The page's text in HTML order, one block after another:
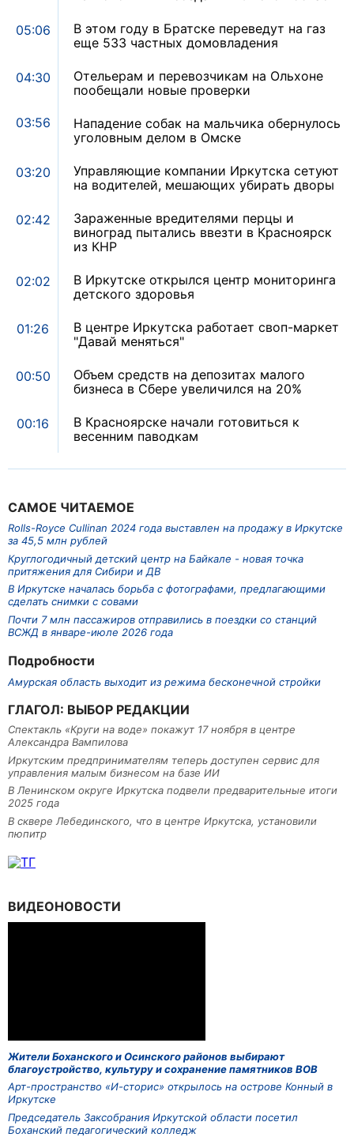
САМОЕ ЧИТАЕМОЕ
Rolls-Royce Cullinan 2024 года выставлен на продажу в Иркутске
за 45,5 млн рублей
Круглогодичный детский центр на Байкале - новая точка
притяжения для Сибири и ДВ
В Иркутске началась борьба с фотографами, предлагающими
сделать снимки с совами
Почти 7 млн пассажиров отправились в поездки со станций
ВСЖД в январе-июле 2026 года
Подробности
Амурская область выходит из режима бесконечной стройки
ГЛАГОЛ: ВЫБОР РЕДАКЦИИ
Спектакль «Круги на воде» покажут 17 ноября в центре
Александра Вампилова
Иркутским предпринимателям теперь доступен сервис для
управления малым бизнесом на базе ИИ
В Ленинском округе Иркутска подвели предварительные итоги
2025 года
В сквере Лебединского, что в центре Иркутска, установили
пюпитр
05:06
В этом году в Братске переведут на газ
еще 533 частных домовладения
04:30
Отельерам и перевозчикам на Ольхоне
пообещали новые проверки
03:56
Нападение собак на мальчика обернулось
уголовным делом в Омске
03:20
Управляющие компании Иркутска сетуют
на водителей, мешающих убирать дворы
02:42
Зараженные вредителями перцы и
виноград пытались ввезти в Красноярск
из КНР
02:02
В Иркутске открылся центр мониторинга
детского здоровья
01:26
В центре Иркутска работает своп-маркет
"Давай меняться"
00:50
Объем средств на депозитах малого
бизнеса в Сбере увеличился на 20%
00:16
В Красноярске начали готовиться к
весенним паводкам
ВИДЕОНОВОСТИ
Жители Боханского и Осинского районов выбирают
благоустройство, культуру и сохранение памятников ВОВ
Арт-пространство «И-сторис» открылось на острове Конный в
Иркутске
Председатель Заксобрания Иркутской области посетил
Боханский педагогический колледж